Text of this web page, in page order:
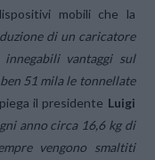
mobili che la
di un caricatore
vantaggi sul
51 mila le tonnellate
il presidente Luigi
anno circa 16,6 kg di
vengono smaltiti